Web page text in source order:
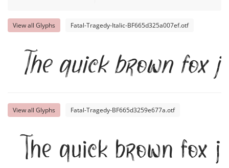
View all Glyphs Fatal-Tragedy-Italic-BF665d325a007ef.otf
The quick brown fox
View all Glyphs Fatal-Tragedy-BF665d3259e677a.otf
The quick brown fox